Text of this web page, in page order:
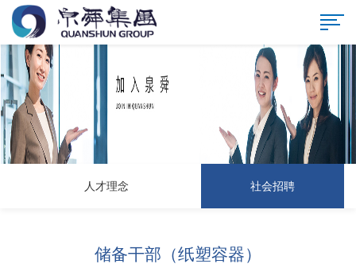
NEWS
人才理念 社会招聘
储备干部（纸塑容器）